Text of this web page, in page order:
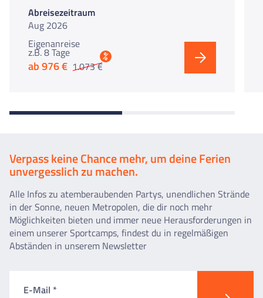
Abreisezeitraum
Aug 2026
Eigenanreise
z.B. 8 Tage
ab 976 € 1.073 €
%
Verpass keine Chance mehr, um deine Ferien
unvergesslich zu machen.
Alle Infos zu atemberaubenden Partys, unendlichen Strände
in der Sonne, neuen Metropolen, die dir noch mehr
Möglichkeiten bieten und immer neue Herausforderungen in
einem unserer Sportcamps, findest du in regelmäßigen
Abständen in unserem Newsletter
E-Mail *